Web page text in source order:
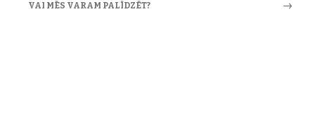
VAI MĒS VARAM PALĪDZĒT?